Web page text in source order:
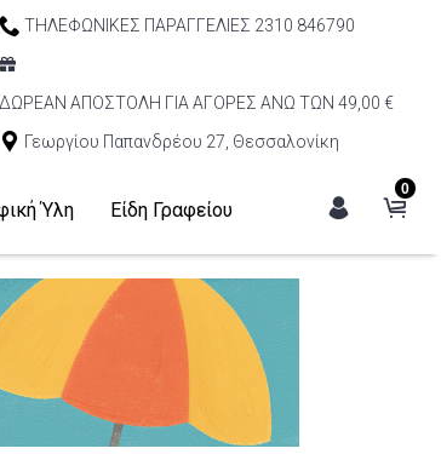
ΤΗΛΕΦΩΝΙΚΕΣ ΠΑΡΑΓΓΕΛΙΕΣ 2310 846790
ΔΩΡΕΑΝ ΑΠΟΣΤΟΛΗ ΓΙΑ ΑΓΟΡΕΣ ΑΝΩ ΤΩΝ 49,00 €
Γεωργίου Παπανδρέου 27, Θεσσαλονίκη
0
Ύλη Είδη Γραφείου